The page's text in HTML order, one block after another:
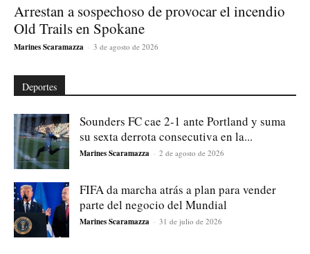
Arrestan a sospechoso de provocar el incendio
Old Trails en Spokane
Marines Scaramazza - 3 de agosto de 2026
Deportes
Sounders FC cae 2-1 ante Portland y suma
su sexta derrota consecutiva en la...
Marines Scaramazza - 2 de agosto de 2026
FIFA da marcha atrás a plan para vender
parte del negocio del Mundial
Marines Scaramazza - 31 de julio de 2026